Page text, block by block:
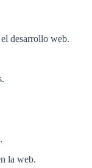
desarrollo web.
la web.